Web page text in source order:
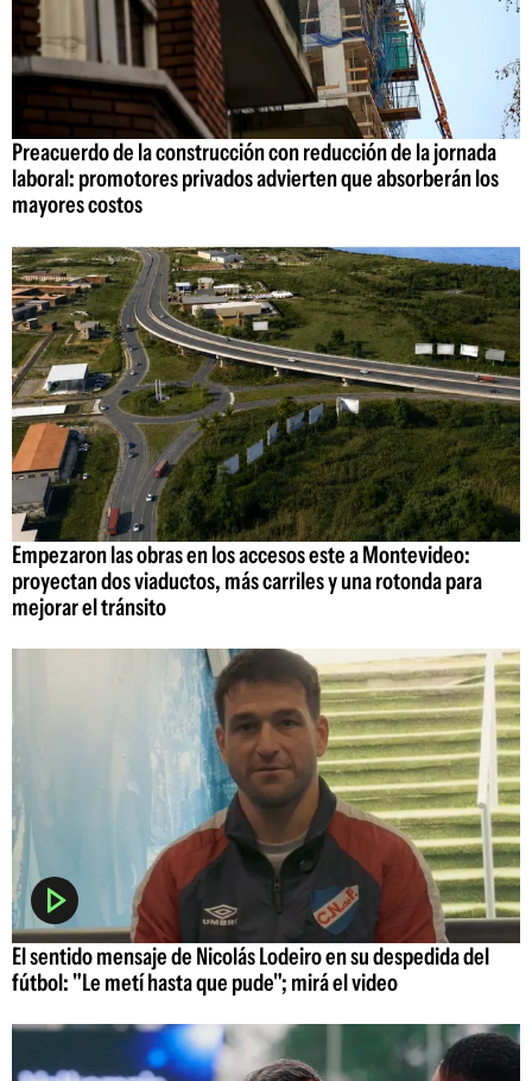
Preacuerdo de la construcción con reducción de la jornada
laboral: promotores privados advierten que absorberán los
mayores costos
Empezaron las obras en los accesos este a Montevideo:
proyectan dos viaductos, más carriles y una rotonda para
mejorar el tránsito
El sentido mensaje de Nicolás Lodeiro en su despedida del
fútbol: "Le metí hasta que pude"; mirá el video